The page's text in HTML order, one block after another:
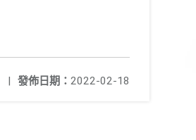
發佈日期： 2022-02-18
|